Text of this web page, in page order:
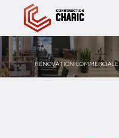
RÉNOVATION COMMERCIALE